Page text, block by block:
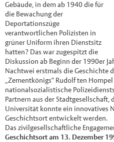
Gebäude, in dem ab 1940 die für
die Bewachung der
Deportationszüge
verantwortlichen Polizisten in
grüner Uniform ihren Dienstsitz
hatten? Das war zugespitzt die
Diskussion ab Beginn der 1990er
Nachtwei erstmals die Geschichte
„Zementkönigs“ Rudolf ten
nationalsozialistische
Partnern aus der
Universität konnte ein innovatives
Geschichtsort entwickelt werden.
Das zivilgesellschaftliche
Geschichtsort am 13. Dezember